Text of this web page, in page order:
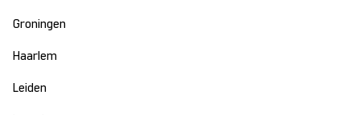
Groningen
Haarlem
Leiden